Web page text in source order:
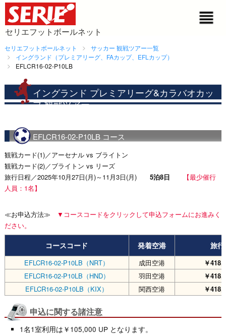
セリエフットボールネット
セリエフットボールネット
サッカー 観戦ツアー一覧
イングランド（プレミアリーグ、FAカップ、EFLカップ）
EFLCR16-02-P10LB
イングランド プレミアリーグ&カラバオカッ
プ 観戦ツアー
EFLCR16-02-P10LB コース
観戦カード(1)／アーセナル vs ブライトン
観戦カード(2)／ブライトン vs リーズ
旅行日程／2025年10月27日(月)～11月3日(月) 5泊8日
【最少催行
人員：1名】
≪お申込方法≫
▼コースコードをクリックして申込フォームにお進みく
ださい。
コースコード 発着空港 旅
EFLCR16-02-P10LB（NRT） 成田空港
￥
EFLCR16-02-P10LB（HND）
羽田空港
￥
EFLCR16-02-P10LB（KIX）
関西空港 ￥
申込に関する諸注意
1名1室利用は￥105,000 UP となります。